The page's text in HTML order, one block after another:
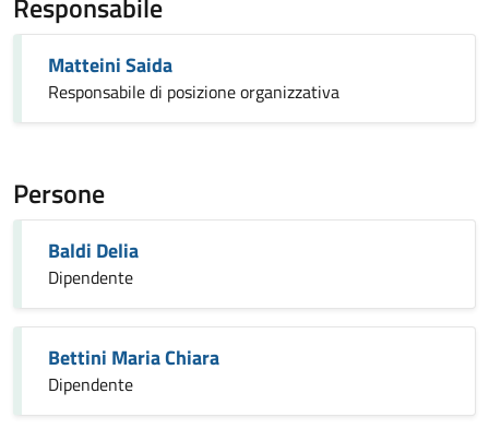
Matteini Saida
Responsabile di posizione organizzativa
Persone
Baldi Delia
Dipendente
Bettini Maria Chiara
Dipendente